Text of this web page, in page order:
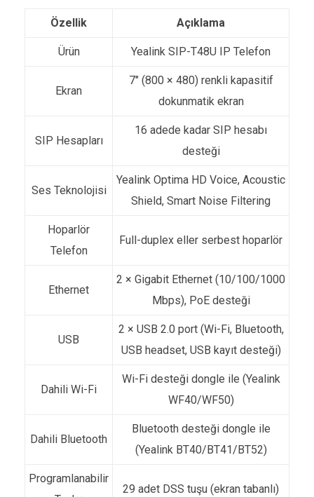
Özellik Açıklama
Ürün Yealink SIP-T48U IP Telefon
Ekran
7″ (800 × 480) renkli kapasitif
dokunmatik ekran
SIP Hesapları
16 adede kadar SIP hesabı
desteği
Ses Teknolojisi
Yealink Optima HD Voice, Acoustic
Shield, Smart Noise Filtering
Hoparlör
Telefon
Full-duplex eller serbest hoparlör
Ethernet
2 × Gigabit Ethernet (10/100/1000
Mbps), PoE desteği
USB
2 × USB 2.0 port (Wi-Fi, Bluetooth,
USB headset, USB kayıt desteği)
Dahili Wi-Fi
Wi-Fi desteği dongle ile (Yealink
WF40/WF50)
Dahili Bluetooth
Bluetooth desteği dongle ile
(Yealink BT40/BT41/BT52)
Programlanabilir
29 adet DSS tuşu (ekran tabanlı)